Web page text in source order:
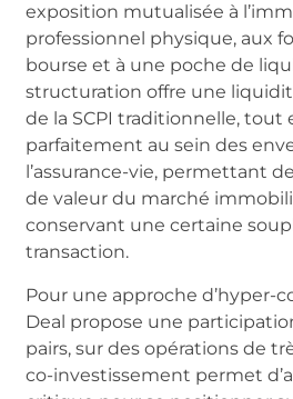
exposition mutualisée à
professionnel physique, aux
bourse et à une poche de
structuration offre une
de la SCPI traditionnelle, tout
parfaitement au sein des
l’assurance-vie, permettant
de valeur du marché
conservant une certaine
transaction.
Pour une approche d’hyper-
Deal propose une
pairs, sur des opérations de
co-investissement permet